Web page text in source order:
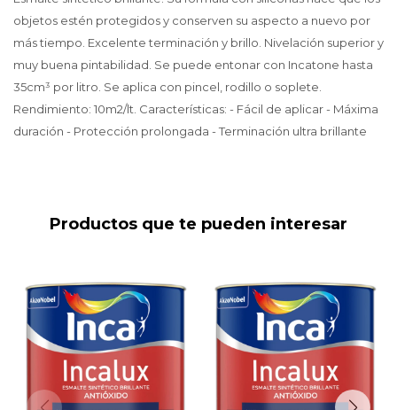
objetos estén protegidos y conserven su aspecto a nuevo por
más tiempo. Excelente terminación y brillo. Nivelación superior y
muy buena pintabilidad. Se puede entonar con Incatone hasta
35cm³ por litro. Se aplica con pincel, rodillo o soplete.
Rendimiento: 10m2/lt. Características: - Fácil de aplicar - Máxima
duración - Protección prolongada - Terminación ultra brillante
Productos que te pueden interesar